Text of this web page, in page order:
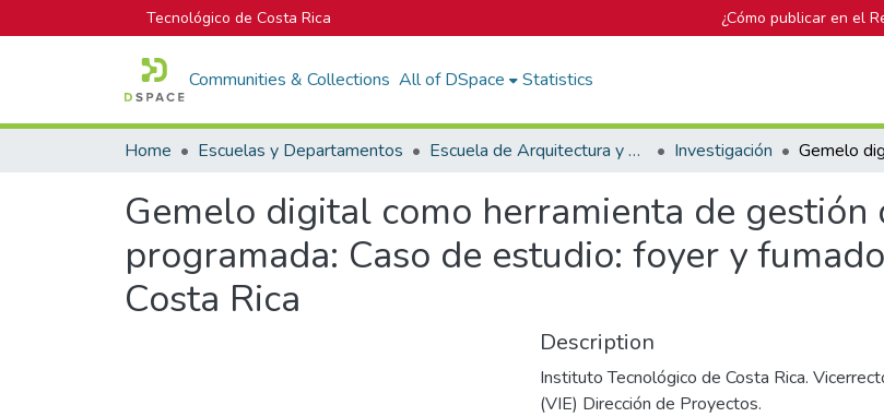
Tecnológico de Costa Rica ¿Cómo publicar en el
Communities & Collections All of DSpace Statistics
Home Escuelas y Departamentos Escuela de Arquitectura y Urbanismo Investigación
Gemelo digital como herramienta de
programada: Caso de estudio: foyer y
Costa Rica
Description
Instituto Tecnológico de Costa Rica.
(VIE) Dirección de Proyectos.